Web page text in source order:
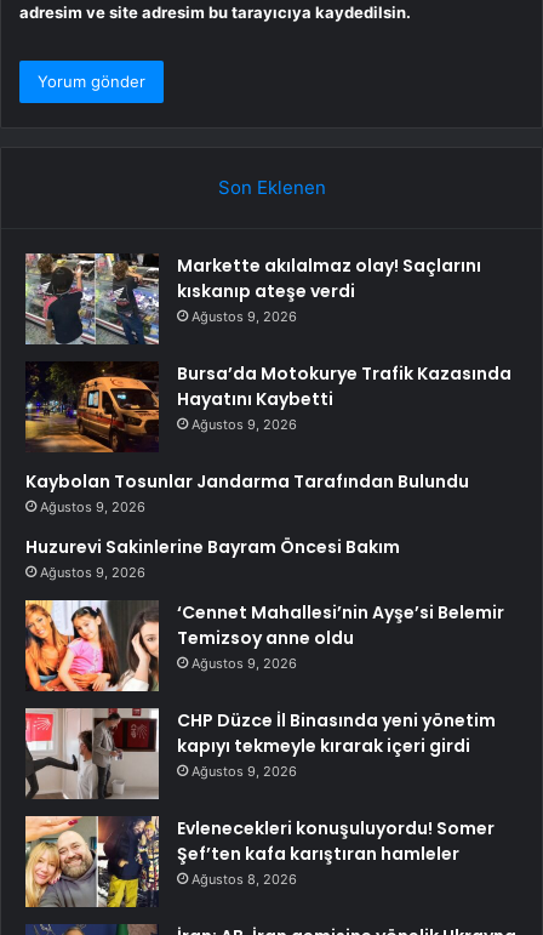
adresim ve site adresim bu tarayıcıya kaydedilsin.
Son Eklenen
Markette akılalmaz olay! Saçlarını
kıskanıp ateşe verdi
Ağustos 9, 2026
Bursa’da Motokurye Trafik Kazasında
Hayatını Kaybetti
Ağustos 9, 2026
Kaybolan Tosunlar Jandarma Tarafından Bulundu
Ağustos 9, 2026
Huzurevi Sakinlerine Bayram Öncesi Bakım
Ağustos 9, 2026
‘Cennet Mahallesi’nin Ayşe’si Belemir
Temizsoy anne oldu
Ağustos 9, 2026
CHP Düzce İl Binasında yeni yönetim
kapıyı tekmeyle kırarak içeri girdi
Ağustos 9, 2026
Evlenecekleri konuşuluyordu! Somer
Şef’ten kafa karıştıran hamleler
Ağustos 8, 2026